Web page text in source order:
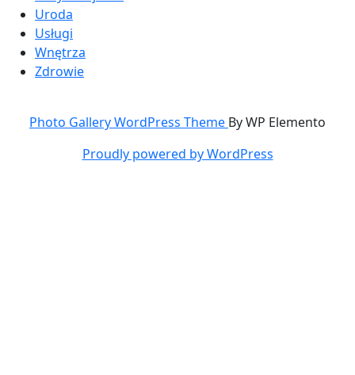
Uroda
Usługi
Wnętrza
Zdrowie
Photo Gallery WordPress Theme By WP Elemento
Proudly powered by WordPress